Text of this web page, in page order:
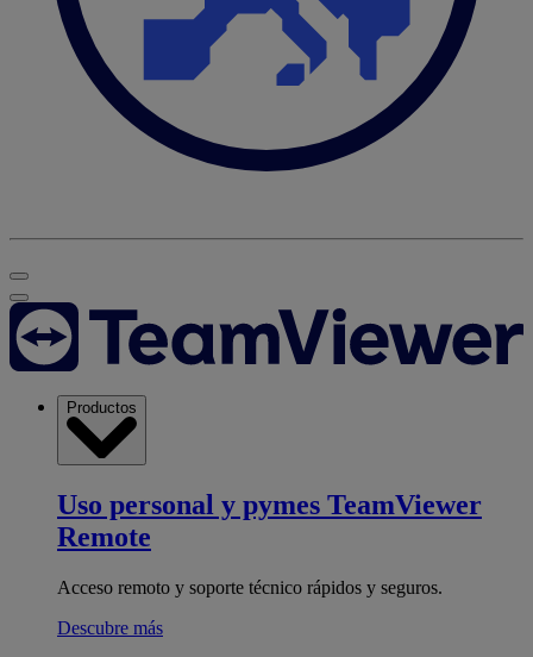
Productos
Uso personal y pymes TeamViewer
Remote
Acceso remoto y soporte técnico rápidos y seguros.
Descubre más